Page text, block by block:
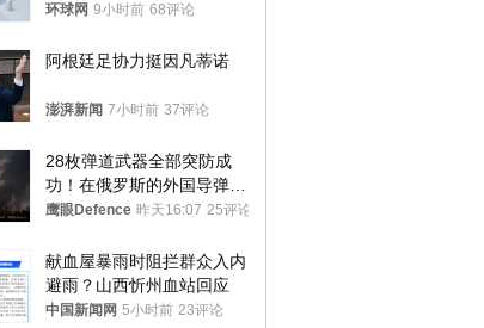
环球网 9小时前 68评论
阿根廷足协力挺因凡蒂诺
澎湃新闻 7小时前 37评论
28枚弹道武器全部突防成
功！在俄罗斯的外国导弹发
射车都是合法打击目标
鹰眼Defence 昨天16:07 25评论
献血屋暴雨时阻拦群众入内
避雨？山西忻州血站回应
中国新闻网 5小时前 23评论